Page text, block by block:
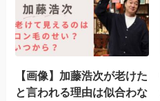
【画像】加藤浩次が老けた
と言われる理由は似合わな